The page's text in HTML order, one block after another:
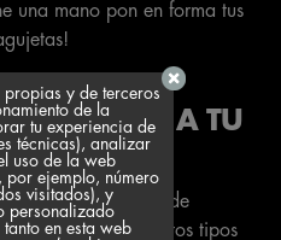
una mano pon en forma tus
EL
CRUZADO A TU
una buena manera de
combinando distintos tipos
y de terceros
de la
tu experiencia de
técnicas), analizar
uso de la web
por ejemplo, número
visitados), y
personalizado
tanto en esta web